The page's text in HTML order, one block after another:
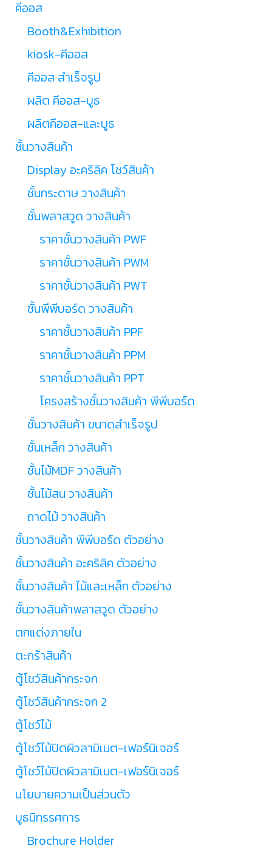
คีออส
Booth&Exhibition
kiosk-คีออส
คีออส สำเร็จรูป
ผลิต คีออส-บูธ
ผลิตคีออส-และบูธ
ชั้นวางสินค้า
Display อะคริลิค โชว์สินค้า
ชั้นกระดาษ วางสินค้า
ชั้นพลาสวูด วางสินค้า
ราคาชั้นวางสินค้า PWF
ราคาชั้นวางสินค้า PWM
ราคาชั้นวางสินค้า PWT
ชั้นพีพีบอร์ด วางสินค้า
ราคาชั้นวางสินค้า PPF
ราคาชั้นวางสินค้า PPM
ราคาชั้นวางสินค้า PPT
โครงสร้างชั้นวางสินค้า พีพีบอร์ด
ชั้นวางสินค้า ขนาดสำเร็จรูป
ชั้นเหล็ก วางสินค้า
ชั้นไม้MDF วางสินค้า
ชั้นไม้สน วางสินค้า
ถาดไม้ วางสินค้า
ชั้นวางสินค้า พีพีบอร์ด ตัวอย่าง
ชั้นวางสินค้า อะคริลิค ตัวอย่าง
ชั้นวางสินค้า ไม้และเหล็ก ตัวอย่าง
ชั้นวางสินค้าพลาสวูด ตัวอย่าง
ตกแต่งภายใน
ตะกร้าสินค้า
ตู้โชว์สินค้ากระจก
ตู้โชว์สินค้ากระจก 2
ตู้โชว์ไม้
ตู้โชว์ไม้ปิดผิวลามิเนต-เฟอร์นิเจอร์
ตู้โชว์ไม้ปิดผิวลามิเนต-เฟอร์นิเจอร์
นโยบายความเป็นส่วนตัว
บูธนิทรรศการ
Brochure Holder